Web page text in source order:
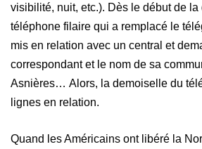
visibilité, nuit, etc.). Dès le début de la
téléphone filaire qui a remplacé le
mis en relation avec un central et
correspondant et le nom de sa
Asnières… Alors, la demoiselle du
lignes en relation.
Quand les Américains ont libéré la